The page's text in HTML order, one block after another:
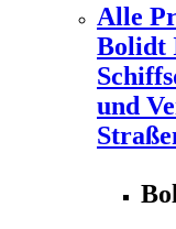
Alle
Bolidt
und